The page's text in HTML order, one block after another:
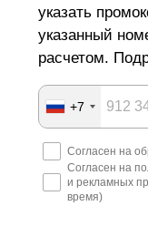
указать
указанный
расчетом.
+7
Согласен на
Согласен на
и рекламных
время)